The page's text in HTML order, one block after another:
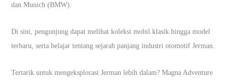
dan Munich (BMW).
Di sini, pengunjung dapat melihat koleksi mobil klasik hingga model
terbaru, serta belajar tentang sejarah panjang industri otomotif Jerman.
Tertarik untuk mengeksplorasi Jerman lebih dalam? Magna Adventure